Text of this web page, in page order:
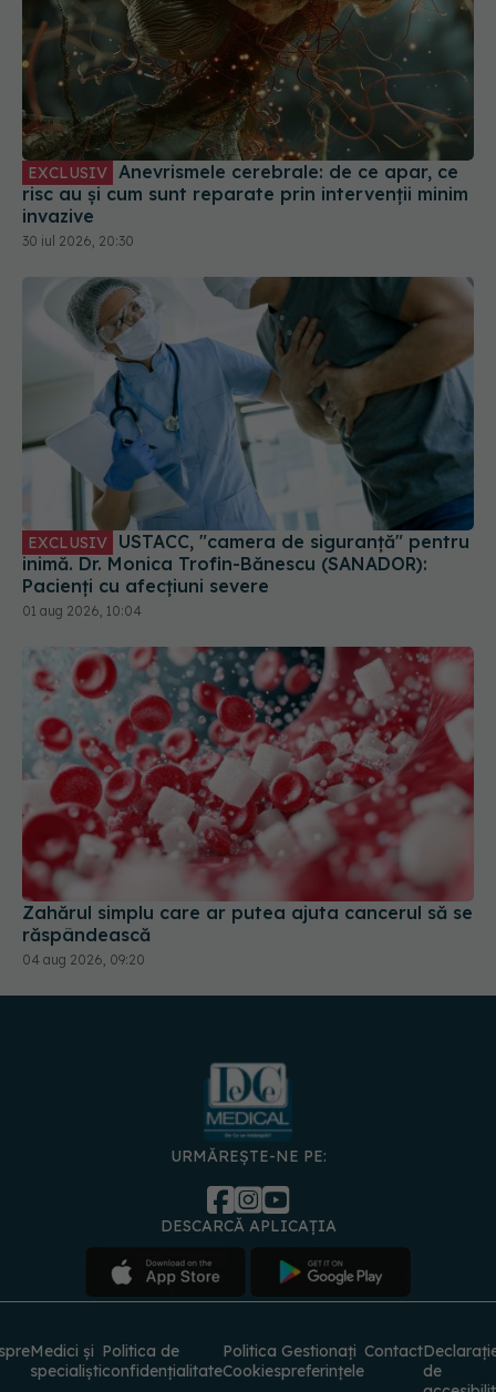
EXCLUSIV
risc au și cum sunt reparate prin intervenții minim
invazive
30 iul 2026, 20:30
EXCLUSIV
inimă. Dr. Monica Trofin-Bănescu (SANADOR):
Pacienți cu afecțiuni severe
01 aug 2026, 10:04
Zahărul simplu care ar putea ajuta cancerul să se
răspândească
04 aug 2026, 09:20
URMĂREȘTE-NE PE:
DESCARCĂ APLICAȚIA
Medici și
specialiști
Politica de
confidențialitate
Politica
Cookies
Gestionați
preferințele
Contact
de